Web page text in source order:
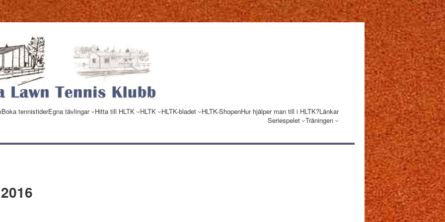
Boka tennistiderEgna tävlingar Hitta till HLTK HLTK HLTK-bladet HLTK-ShopenHur hjälper man till i HLTK?Länkar
Seriespelet Träningen